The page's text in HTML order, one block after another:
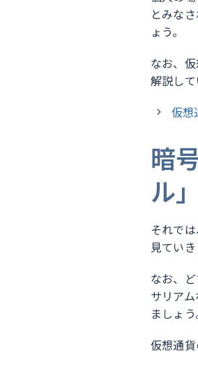
とみな
ょう。
なお、
解説し
仮想
暗
ル
それで
見ていき
なお、
サリア
ましょう
仮想通